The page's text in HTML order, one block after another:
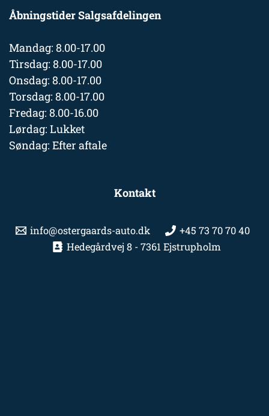
Åbningstider Salgsafdelingen
Mandag: 8.00-17.00
Tirsdag: 8.00-17.00
Onsdag: 8.00-17.00
Torsdag: 8.00-17.00
Fredag: 8.00-16.00
Lørdag: Lukket
Søndag: Efter aftale
Kontakt
info@ostergaards-auto.dk
+45 73 70 70 40
Hedegårdvej 8 - 7361 Ejstrupholm